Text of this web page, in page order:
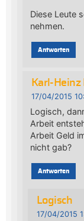
Diese Leute
nehmen.
Antworten
Karl-Heinz
17/04/2015
Logisch,
Arbeit
Arbeit Geld
nicht gab?
Antworten
Logisch
17/04/2015